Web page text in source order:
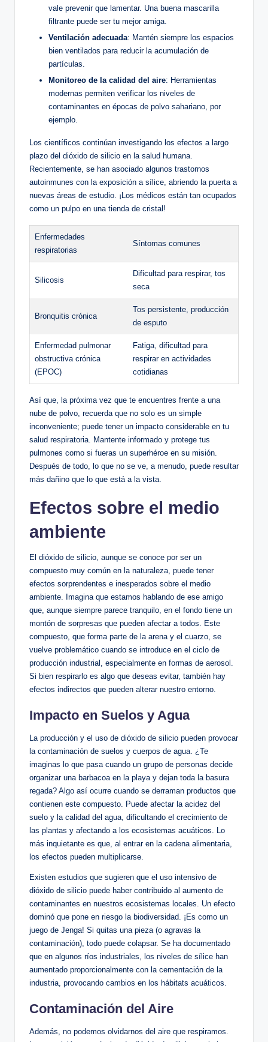
vale prevenir que lamentar. Una ‌buena mascarilla
filtrante ⁤puede ser tu mejor amiga.
Ventilación adecuada: Mantén ⁢siempre los espacios
bien ventilados para ​reducir la acumulación de
partículas.
Monitoreo de ‌la calidad ​del aire: Herramientas
modernas permiten ⁤verificar los niveles de
contaminantes ‌en épocas de polvo sahariano, por
⁤ejemplo.
Los científicos ‍continúan investigando los efectos a largo
plazo del⁣ dióxido de silicio en la salud humana.
Recientemente, ‌se han asociado algunos trastornos
autoinmunes con la​ exposición a​ sílice, abriendo‌ la ⁤puerta a
‍nuevas áreas de estudio.⁣ ¡Los médicos están tan⁢ ocupados
como un pulpo en una ‌tienda de cristal!
Enfermedades
respiratorias
Síntomas comunes
Silicosis
Dificultad ⁢para respirar, ‌tos
seca
Bronquitis crónica
Tos⁣ persistente, producción
de esputo
Enfermedad pulmonar
obstructiva crónica
(EPOC)
Fatiga, dificultad para
respirar en actividades
cotidianas
Así que, la próxima vez que te ​encuentres frente a una ​
nube de polvo, recuerda que⁣ no solo es un simple
inconveniente; puede tener ​un impacto considerable en ⁣tu
salud respiratoria. Mantente⁣ informado y⁤ protege tus
‍pulmones como si fueras un superhéroe ​en su ⁣misión.
Después de todo, lo que no se ve, ⁣a menudo, puede resultar
más dañino que ⁢lo que está a la vista.
Efectos ​sobre el medio
ambiente
El dióxido de silicio,⁤ aunque se conoce por ser un
compuesto muy común en la naturaleza, puede tener
efectos sorprendentes e inesperados sobre el medio
ambiente. Imagina⁢ que estamos ‌hablando de ese amigo
‍que, aunque siempre parece tranquilo, en el fondo tiene un
montón ‍de sorpresas ‍que pueden afectar a todos.⁣ Este
compuesto,‌ que forma parte de la arena y el cuarzo, se
vuelve problemático cuando se introduce en el ciclo de
producción ‌industrial, especialmente en ‌formas de aerosol.
Si ‍bien respirarlo ⁤es algo que‍ deseas evitar, también hay
efectos‍ indirectos que pueden ‍alterar nuestro entorno.
Impacto en‌ Suelos y ​Agua
La producción y el uso de​ dióxido de silicio pueden ‌provocar
la contaminación de suelos⁢ y cuerpos de agua. ¿Te
imaginas lo que pasa cuando un ‍grupo ‍de personas decide
organizar una barbacoa en la playa ⁢y dejan toda la basura
‌regada? Algo así ocurre cuando ‍se derraman productos que
contienen este compuesto. Puede afectar la acidez del
suelo⁢ y la calidad del agua, dificultando ‌el crecimiento de
las plantas y afectando a los ecosistemas acuáticos. Lo⁤
más inquietante es que, al ⁢entrar en la cadena alimentaria,
‌los efectos pueden ‍multiplicarse.
Existen estudios que⁢ sugieren ‌que el uso intensivo de⁣
dióxido de silicio ‌puede⁢ haber contribuido al aumento ‌de
contaminantes en nuestros ecosistemas locales. Un efecto
dominó que pone en riesgo⁤ la​ biodiversidad. ¡Es como un
juego de ⁤Jenga!​ Si quitas una pieza (o agravas la
contaminación), todo puede colapsar. Se⁣ ha documentado
que‍ en algunos ríos industriales,⁣ los niveles de sílice han
aumentado proporcionalmente ​con la⁢ cementación de ‌la ​
industria,⁣ provocando cambios ‍en los hábitats‍ acuáticos.
Contaminación del⁤ Aire
Además, no podemos ​olvidarnos del aire que respiramos.